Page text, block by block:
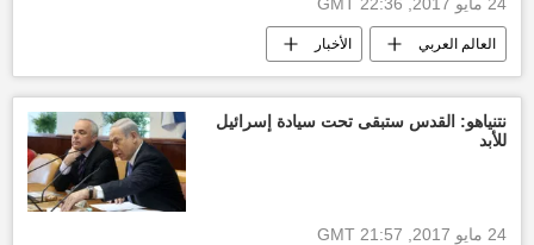
24 مايو 2017, 22:36 GMT
العالم العربي الأخبار
الإخوان المسلمين حجب مواقع إلكترونية
إرهاب أخبار مصر الآن
نتنياهو: القدس ستبقى تحت سيادة إسرائيل
للأبد
24 مايو 2017, 21:57 GMT